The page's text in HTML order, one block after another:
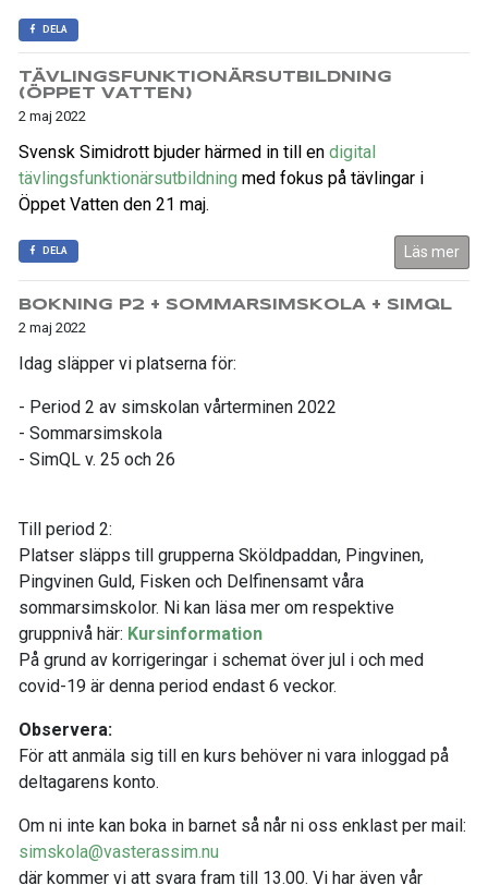
DELA
TÄVLINGSFUNKTIONÄRSUTBILDNING
(ÖPPET VATTEN)
2 maj 2022
Svensk Simidrott bjuder härmed in till en digital
tävlingsfunktionärsutbildning med fokus på tävlingar i
Öppet Vatten den 21 maj.
DELA Läs mer
BOKNING P2 + SOMMARSIMSKOLA + SIMQL
2 maj 2022
Idag släpper vi platserna för:
- Period 2 av simskolan vårterminen 2022
- Sommarsimskola
- SimQL v. 25 och 26
Till period 2:
Platser släpps till grupperna Sköldpaddan, Pingvinen,
Pingvinen Guld, Fisken och Delfinensamt våra
sommarsimskolor. Ni kan läsa mer om respektive
gruppnivå här: Kursinformation
På grund av korrigeringar i schemat över jul i och med
covid-19 är denna period endast 6 veckor.
Observera:
För att anmäla sig till en kurs behöver ni vara inloggad på
deltagarens konto.
Om ni inte kan boka in barnet så når ni oss enklast per mail:
simskola@vasterassim.nu
där kommer vi att svara fram till 13.00. Vi har även vår